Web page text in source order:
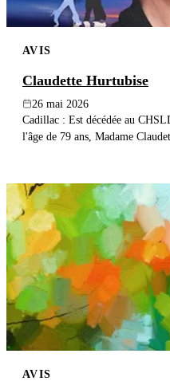
AVIS
Claudette Hurtubise
26 mai 2026
Cadillac : Est décédée au
l'âge de 79 ans, Madame
AVIS